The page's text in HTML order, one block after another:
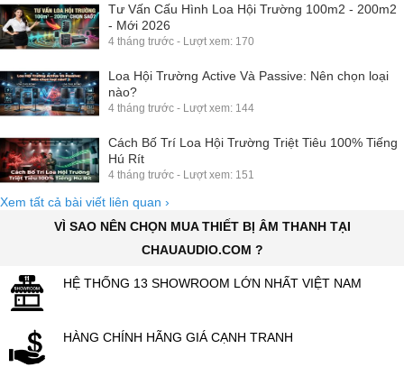
Tư Vấn Cấu Hình Loa Hội Trường 100m2 - 200m2
- Mới 2026
4 tháng trước - Lượt xem: 170
Loa Hội Trường Active Và Passive: Nên chọn loại
nào?
4 tháng trước - Lượt xem: 144
Cách Bố Trí Loa Hội Trường Triệt Tiêu 100% Tiếng
Hú Rít
4 tháng trước - Lượt xem: 151
Xem tất cả bài viết liên quan ›
VÌ SAO NÊN CHỌN MUA THIẾT BỊ ÂM THANH TẠI
CHAUAUDIO.COM ?
HỆ THỐNG 13 SHOWROOM LỚN NHẤT VIỆT NAM
HÀNG CHÍNH HÃNG GIÁ CẠNH TRANH